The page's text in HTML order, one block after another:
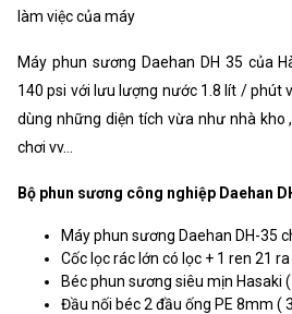
làm việc của máy
Máy phun sương Daehan DH 35 của
140 psi với lưu lượng nước 1.8 lít / phút
dùng những diện tích vừa như nhà kho
chơi vv...
Bộ phun sương công nghiệp Daehan
Máy phun sương Daehan DH-35
Cốc lọc rác lớn có lọc + 1 ren 21
Béc phun sương siêu mịn Hasaki
Đầu nối béc 2 đầu ống PE 8mm (